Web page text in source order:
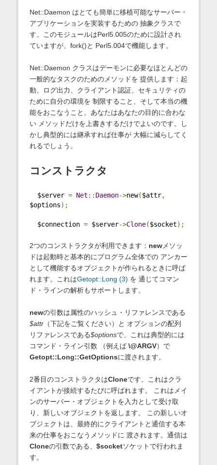
Net::Daemon はとても簡単に移植可能なサーバー・
アプリケーションを実装するための 抽象クラスで
す。このモジュールはPerl5.005のために設計され
ていますが、fork()と Perl5.004で機能します。
Net::Daemon クラスはデーモンに必要なほとんどの
一般的なタスクのためのメソッドを 提供します：起
動、ログ出力、クライアント認証、セキュリティの
ために自分の環境を 制限すること、そして本当の機
能をおこなうこと。あなたはあなたの目的に合わな
い メソッドだけを上書きするだけでよいのです。し
かし典型的には継承すれば仕事が 大幅に減らしてく
れるでしょう。
コンストラクタ
$server = Net :: Daemon->new($attr,
$options);
$connection = $server->Clone($socket);
2つのコンストラクタが利用できます： newメソッ
ドは起動時と基本的にプログラム全体での アンカー
として機能するオブジェクトが作られるときに呼ば
れます。これはGetopt::Long (3) を 通じてコマン
ド・ラインの解析もサポートします。
newの引数は属性のハッシュ・リファレンスである
$attr（下記をご覧ください）と オプションの配列
リファレンスである$optionsで、これは典型的には
コマンド・ライン引数 （例えば \@ARGV）で
Getopt::Long::GetOptionsに渡されます。
2番目のコンストラクタはCloneです。これはクラ
イアントが接続するたびに呼ばれます。 これはメイ
ンのサーバー・オブジェクトを入力として受け取
り、新しいオブジェクトを返します。 この新しいオ
ブジェクトは、最終的にクライアントと通信する本
来の仕事をおこなうメソッドに 渡されます。通信は
Cloneの引数である、 $socketソケットで行われま
す。